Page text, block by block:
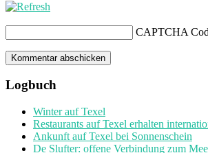
CAPTCHA
Logbuch
Winter auf Texel
Restaurants auf Texel erhalten
Ankunft auf Texel bei Sonnenschein
De Slufter: offene Verbindung zum